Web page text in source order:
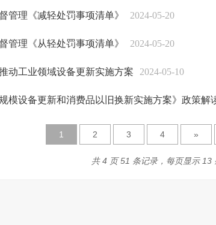
管理《减轻处罚事项清单》 2024-05-20
管理《从轻处罚事项清单》 2024-05-20
动工业领域设备更新实施方案 2024-05-10
模设备更新和消费品以旧换新实施方案》政策解
1 2 3 4 »
共 4 页 51 条记录，每页显示 13